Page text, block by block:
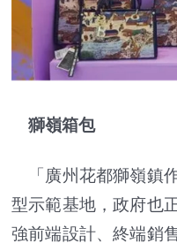
獅嶺箱包
「廣州花都獅嶺鎮
型示範基地，政府也
強前端設計、終端銷